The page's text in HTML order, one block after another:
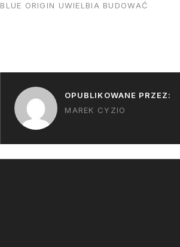
ziemi
BLUE ORIGIN UWIELBIA BUDOWAĆ
OPUBLIKOWANE PRZEZ:
MAREK CYZIO